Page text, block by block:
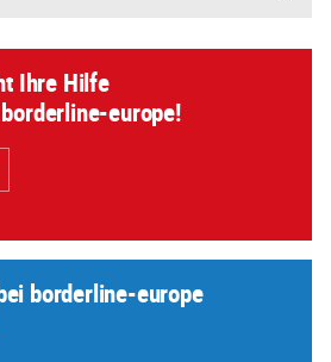
Ihre Hilfe
europe!
borderline-europe